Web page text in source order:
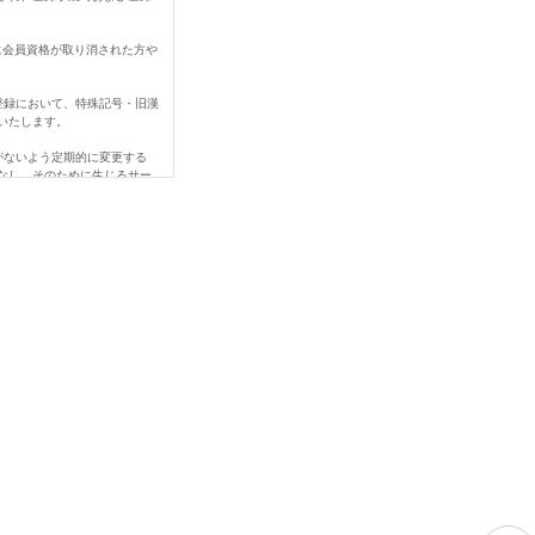
員資格が取り消された方や
において、特殊記号・旧漢
します。
いよう定期的に変更する
し、そのために生じるサー